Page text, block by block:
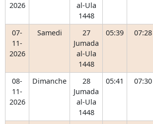
2026
al-Ula
1448
07-
11-
2026
Samedi
27
Jumada
al-Ula
1448
05:39 07:28
08-
11-
2026
Dimanche
28
Jumada
al-Ula
1448
05:41 07:30